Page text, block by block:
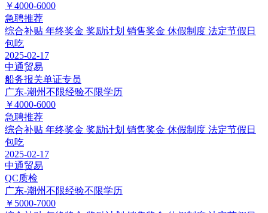
￥4000-6000
急聘推荐
综合补贴 年终奖金 奖励计划 销售奖金 休假制度 法定节假日
包吃
2025-02-17
中通贸易
船务报关单证专员
广东-潮州不限经验不限学历
￥4000-6000
急聘推荐
综合补贴 年终奖金 奖励计划 销售奖金 休假制度 法定节假日
包吃
2025-02-17
中通贸易
QC质检
广东-潮州不限经验不限学历
￥5000-7000